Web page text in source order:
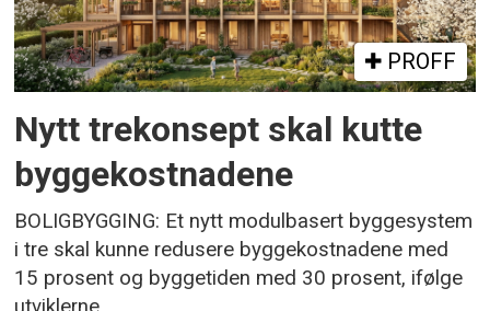
PROFF
Nytt trekonsept skal kutte
byggekostnadene
BOLIGBYGGING: Et nytt modulbasert byggesystem
i tre skal kunne redusere byggekostnadene med
15 prosent og byggetiden med 30 prosent, ifølge